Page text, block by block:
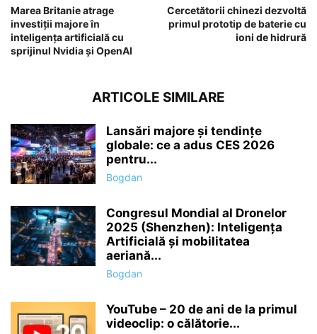
Marea Britanie atrage
investiții majore în
inteligența artificială cu
sprijinul Nvidia și OpenAI
Cercetătorii chinezi dezvoltă
primul prototip de baterie cu
ioni de hidrură
ARTICOLE SIMILARE
Lansări majore și tendințe
globale: ce a adus CES 2026
pentru...
Bogdan
Congresul Mondial al Dronelor
2025 (Shenzhen): Inteligența
Artificială și mobilitatea
aeriană...
Bogdan
YouTube – 20 de ani de la primul
videoclip: o călătorie...